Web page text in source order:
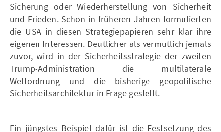
Sicherung oder Wiederherstellung von Sicherheit
und Frieden. Schon in früheren Jahren formulierten
die USA in diesen Strategiepapieren sehr klar ihre
eigenen Interessen. Deutlicher als vermutlich jemals
zuvor, wird in der Sicherheitsstrategie der zweiten
Trump-Administration die multilaterale
Weltordnung und die bisherige geopolitische
Sicherheitsarchitektur in Frage gestellt.
Ein jüngstes Beispiel dafür ist die Festsetzung des